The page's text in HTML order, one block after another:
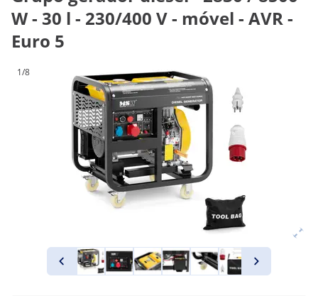
W - 30 l - 230/400 V - móvel - AVR -
Euro 5
1/8